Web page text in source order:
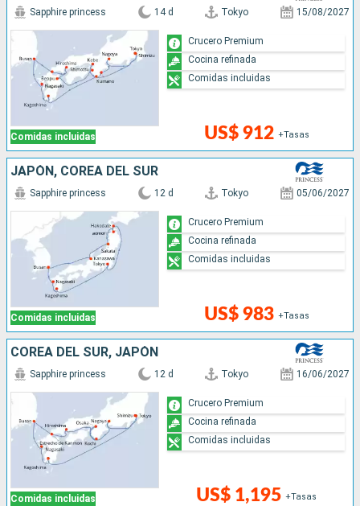
Comidas incluidas
Sapphire princess 14 d Tokyo 15/08/2027
US$ 912 +Tasas
Crucero Premium
Cocina refinada
Comidas incluidas
JAPÓN, COREA DEL SUR
Comidas incluidas
Sapphire princess 12 d Tokyo 05/06/2027
US$ 983 +Tasas
Crucero Premium
Cocina refinada
Comidas incluidas
COREA DEL SUR, JAPÓN
Comidas incluidas
Sapphire princess 12 d Tokyo 16/06/2027
US$ 1,195 +Tasas
Crucero Premium
Cocina refinada
Comidas incluidas